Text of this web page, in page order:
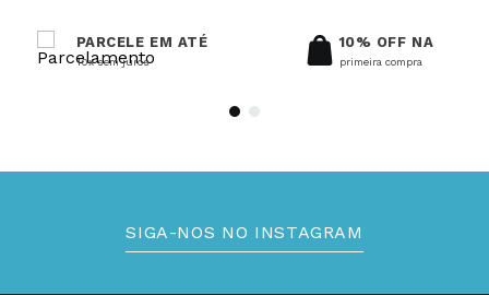
PARCELE EM ATÉ
10x sem juros
10% OFF NA
primeira compra
SIGA-NOS NO INSTAGRAM